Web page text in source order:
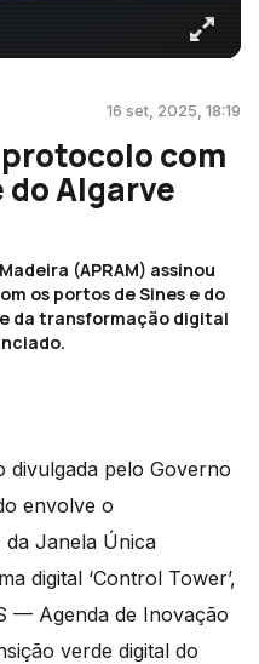
16 set, 2025, 18:19
com
do Algarve
(APRAM) assinou
os portos de Sines e do
da transformação digital
divulgada pelo Governo
envolve o
Janela Única
digital ‘Control Tower’,
— Agenda de Inovação
verde digital do